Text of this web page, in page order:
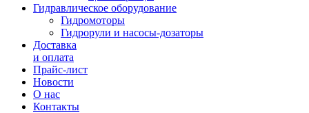
Гидравлическое оборудование
Гидромоторы
Гидрорули и насосы-дозаторы
Доставка
и оплата
Прайс-лист
Новости
О нас
Контакты